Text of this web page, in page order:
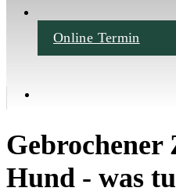
Online Termin
Gebrochener
Hund - was